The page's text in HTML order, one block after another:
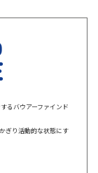
るバウアーファインド
ぎり活動的な状態にす